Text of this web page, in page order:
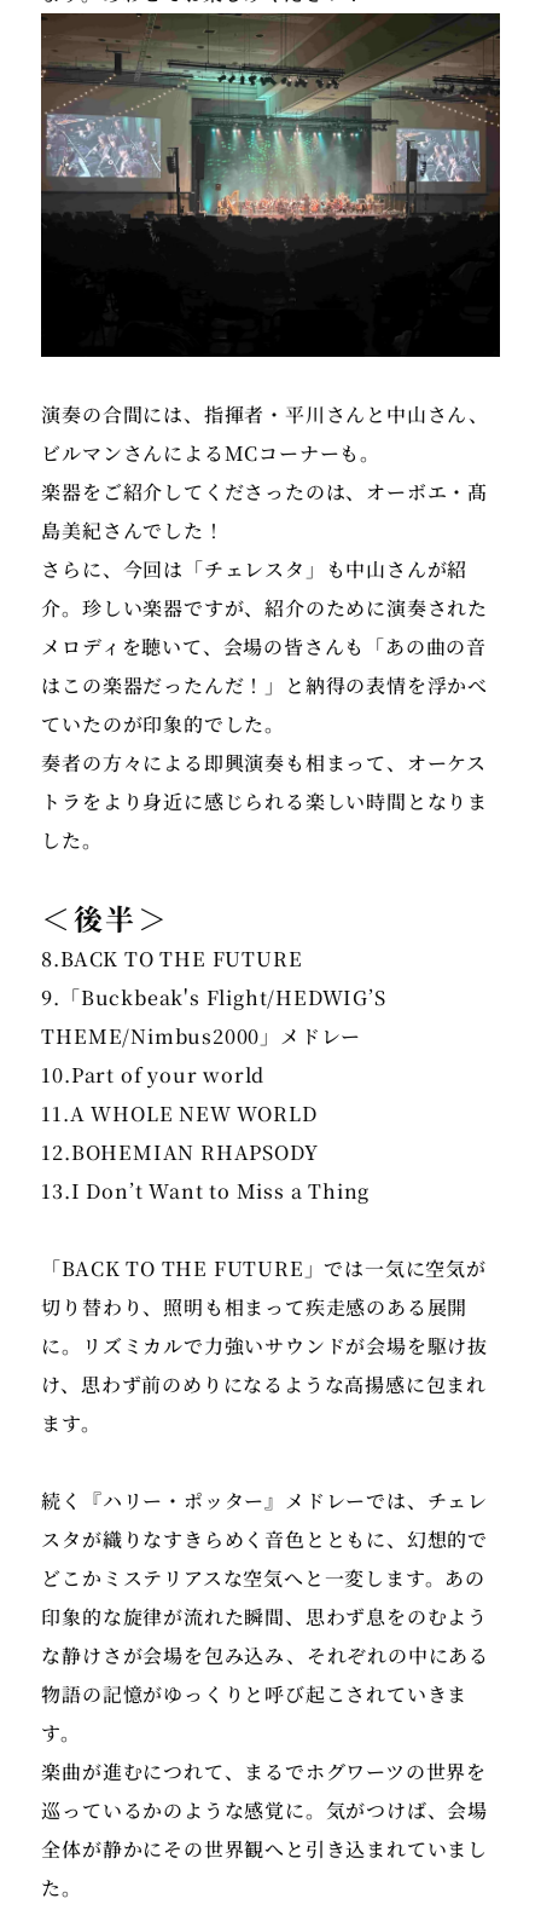
演奏の合間には、指揮者・平川さんと中山さん、
ビルマンさんによるMCコーナーも。
楽器をご紹介してくださったのは、オーボエ・髙
島美紀さんでした！
さらに、今回は「チェレスタ」も中山さんが紹
介。珍しい楽器ですが、紹介のために演奏された
メロディを聴いて、会場の皆さんも「あの曲の音
はこの楽器だったんだ！」と納得の表情を浮かべ
ていたのが印象的でした。
奏者の方々による即興演奏も相まって、オーケス
トラをより身近に感じられる楽しい時間となりま
した。
＜後半＞
8.BACK TO THE FUTURE
9.「Buckbeak's Flight/HEDWIG’S
THEME/Nimbus2000」メドレー
10.Part of your world
11.A WHOLE NEW WORLD
12.BOHEMIAN RHAPSODY
13.I Don’t Want to Miss a Thing
「BACK TO THE FUTURE」では一気に空気が
切り替わり、照明も相まって疾走感のある展開
に。リズミカルで力強いサウンドが会場を駆け抜
け、思わず前のめりになるような高揚感に包まれ
ます。
続く『ハリー・ポッター』メドレーでは、チェレ
スタが織りなすきらめく音色とともに、幻想的で
どこかミステリアスな空気へと一変します。あの
印象的な旋律が流れた瞬間、思わず息をのむよう
な静けさが会場を包み込み、それぞれの中にある
物語の記憶がゆっくりと呼び起こされていきま
す。
楽曲が進むにつれて、まるでホグワーツの世界を
巡っているかのような感覚に。気がつけば、会場
全体が静かにその世界観へと引き込まれていまし
た。